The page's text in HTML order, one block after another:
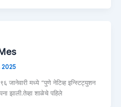
2025
जानेवारी मध्ये “पुणे नेटिव्ह इन्स्टिट्युशन
झाली.तेव्हा शाळेचे पहिले